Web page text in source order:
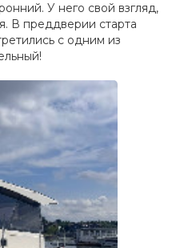
У него свой взгляд,
В преддверии старта
с одним из